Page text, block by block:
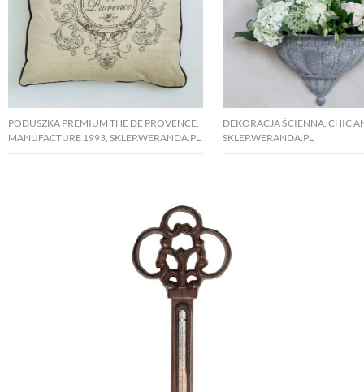
PODUSZKA PREMIUM THE DE PROVENCE,
MANUFACTURE 1993, SKLEP.WERANDA.PL
DEKORACJA ŚCIENNA, CHIC
SKLEP.WERANDA.PL